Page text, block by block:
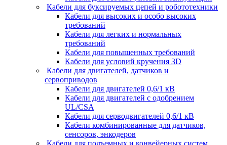
Кабели для буксируемых цепей и робототехники
Кабели для высоких и особо высоких
требований
Кабели для легких и нормальных
требований
Кабели для повышенных требований
Кабели для условий кручения 3D
Кабели для двигателей, датчиков и
сервоприводов
Кабели для двигателей 0,6/1 кВ
Кабели для двигателей с одобрением
UL/CSA
Кабели для серводвигателей 0,6/1 кВ
Кабели комбинированные для датчиков,
cенсоров, энкодеров
Кабели для подъемных и конвейерных систем